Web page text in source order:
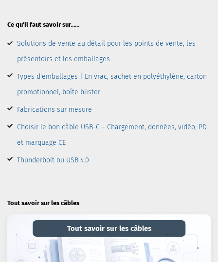
Ce qu'il faut savoir sur……
Solutions de vente au détail pour les points de vente, les
présentoirs et les emballages
Types d'emballages | En vrac, sachet en polyéthylène, carton
promotionnel, boîte blister
Fabrications sur mesure
Choisir le bon câble USB-C – Chargement, données, vidéo, PD
et marquage CE
Thunderbolt ou USB 4.0
Tout savoir sur les câbles
Tout savoir sur les câbles